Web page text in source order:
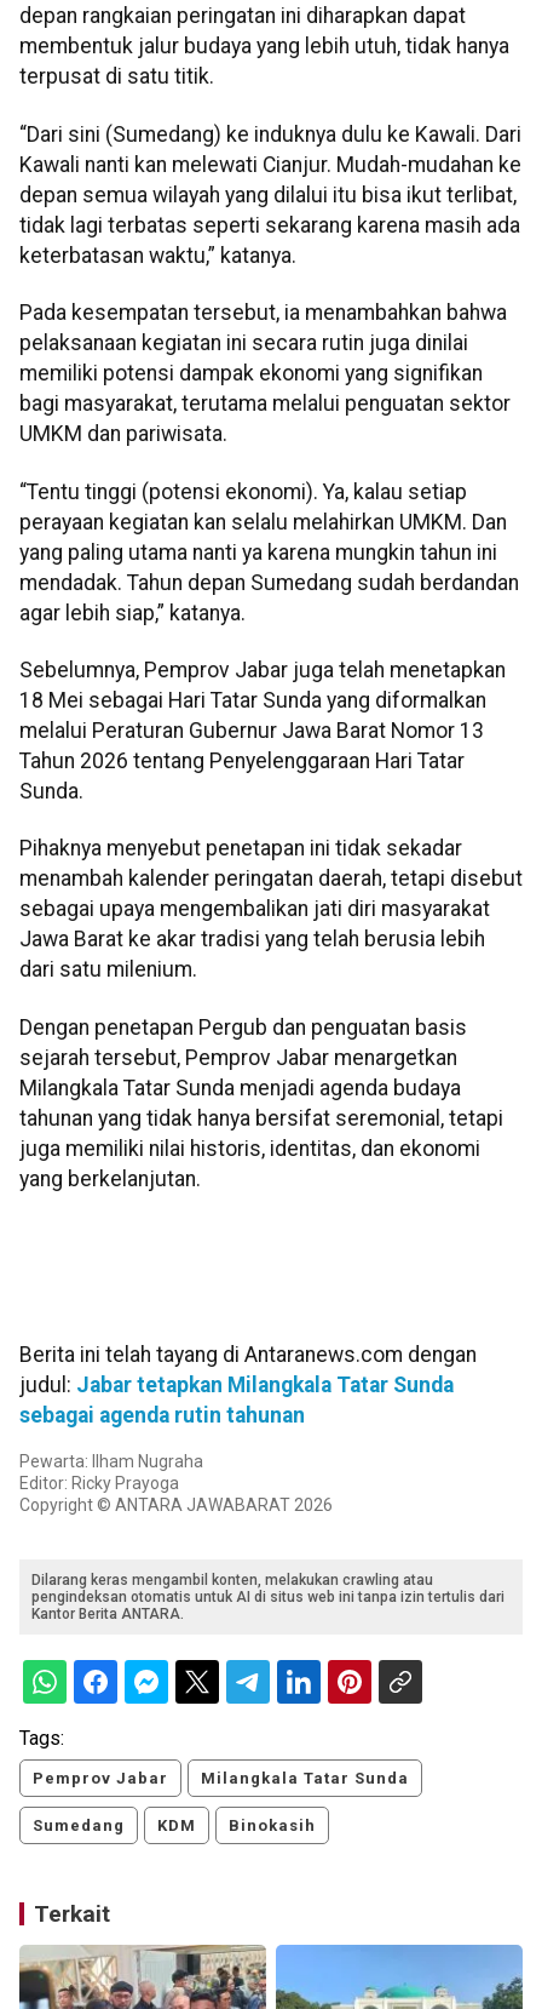
depan rangkaian peringatan ini diharapkan dapat
membentuk jalur budaya yang lebih utuh, tidak hanya
terpusat di satu titik.
“Dari sini (Sumedang) ke induknya dulu ke Kawali. Dari
Kawali nanti kan melewati Cianjur. Mudah-mudahan ke
depan semua wilayah yang dilalui itu bisa ikut terlibat,
tidak lagi terbatas seperti sekarang karena masih ada
keterbatasan waktu,” katanya.
Pada kesempatan tersebut, ia menambahkan bahwa
pelaksanaan kegiatan ini secara rutin juga dinilai
memiliki potensi dampak ekonomi yang signifikan
bagi masyarakat, terutama melalui penguatan sektor
UMKM dan pariwisata.
“Tentu tinggi (potensi ekonomi). Ya, kalau setiap
perayaan kegiatan kan selalu melahirkan UMKM. Dan
yang paling utama nanti ya karena mungkin tahun ini
mendadak. Tahun depan Sumedang sudah berdandan
agar lebih siap,” katanya.
Sebelumnya, Pemprov Jabar juga telah menetapkan
18 Mei sebagai Hari Tatar Sunda yang diformalkan
melalui Peraturan Gubernur Jawa Barat Nomor 13
Tahun 2026 tentang Penyelenggaraan Hari Tatar
Sunda.
Pihaknya menyebut penetapan ini tidak sekadar
menambah kalender peringatan daerah, tetapi disebut
sebagai upaya mengembalikan jati diri masyarakat
Jawa Barat ke akar tradisi yang telah berusia lebih
dari satu milenium.
Dengan penetapan Pergub dan penguatan basis
sejarah tersebut, Pemprov Jabar menargetkan
Milangkala Tatar Sunda menjadi agenda budaya
tahunan yang tidak hanya bersifat seremonial, tetapi
juga memiliki nilai historis, identitas, dan ekonomi
yang berkelanjutan.
Berita ini telah tayang di Antaranews.com dengan
judul: Jabar tetapkan Milangkala Tatar Sunda
sebagai agenda rutin tahunan
Pewarta: Ilham Nugraha
Editor: Ricky Prayoga
Copyright © ANTARA JAWABARAT 2026
Dilarang keras mengambil konten, melakukan crawling atau
pengindeksan otomatis untuk AI di situs web ini tanpa izin tertulis dari
Kantor Berita ANTARA.
Tags:
Pemprov Jabar Milangkala Tatar Sunda
Sumedang KDM Binokasih
Terkait